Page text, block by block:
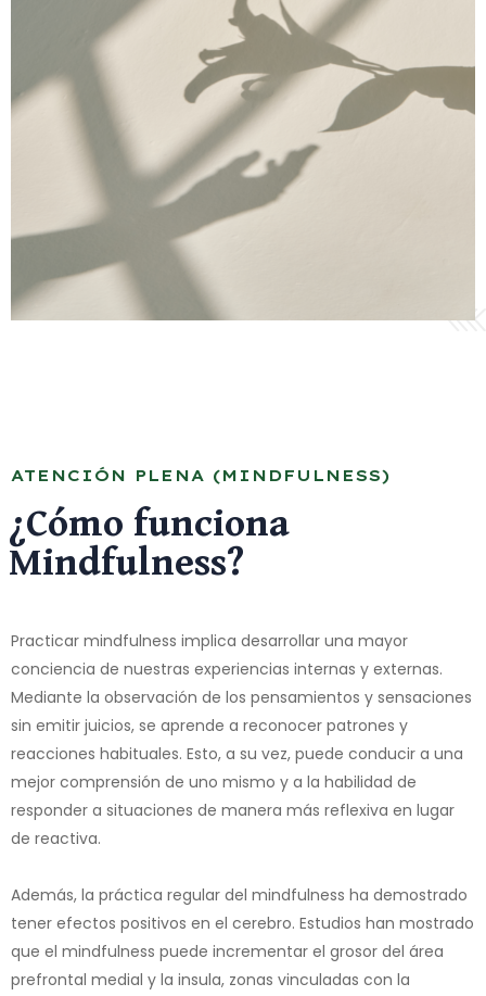
ATENCIÓN PLENA (MINDFULNESS)
¿Cómo funciona
Mindfulness?
Practicar mindfulness implica desarrollar una mayor
conciencia de nuestras experiencias internas y externas.
Mediante la observación de los pensamientos y sensaciones
sin emitir juicios, se aprende a reconocer patrones y
reacciones habituales. Esto, a su vez, puede conducir a una
mejor comprensión de uno mismo y a la habilidad de
responder a situaciones de manera más reflexiva en lugar
de reactiva.
Además, la práctica regular del mindfulness ha demostrado
tener efectos positivos en el cerebro. Estudios han mostrado
que el mindfulness puede incrementar el grosor del área
prefrontal medial y la insula, zonas vinculadas con la